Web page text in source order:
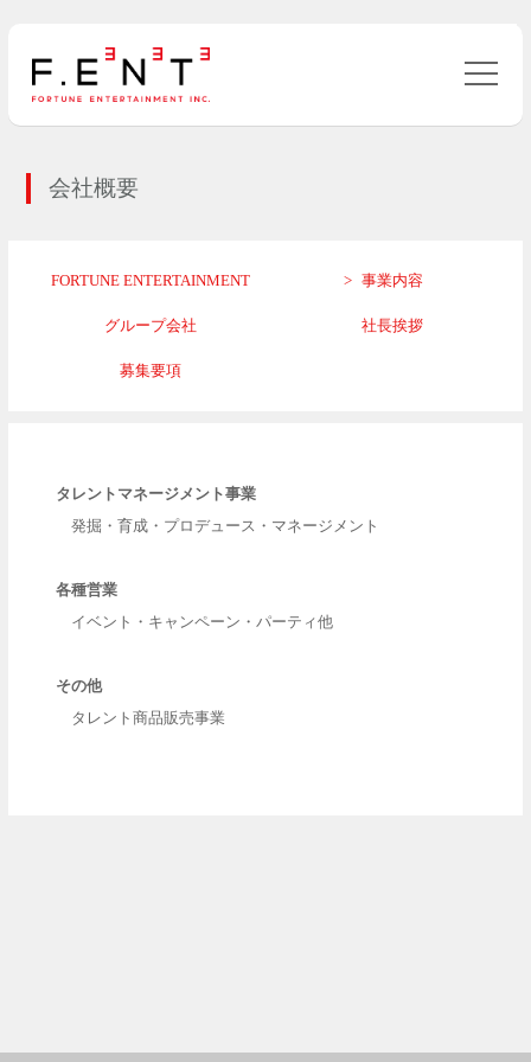
会社概要
FORTUNE ENTERTAINMENT 事業内容
グループ会社 社長挨拶
募集要項
タレントマネージメント事業
発掘・育成・プロデュース・マネージメント
各種営業
イベント・キャンペーン・パーティ他
その他
タレント商品販売事業